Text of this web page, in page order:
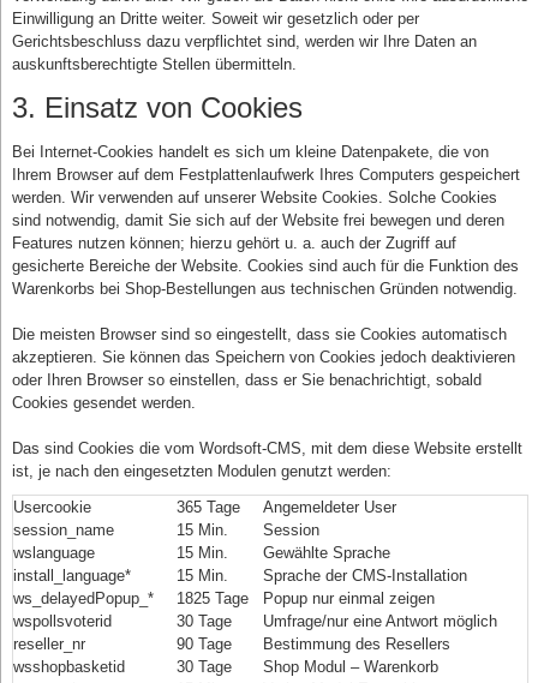
Einwilligung an Dritte weiter. Soweit wir gesetzlich oder per
Gerichtsbeschluss dazu verpflichtet sind, werden wir Ihre Daten an
auskunftsberechtigte Stellen übermitteln.
3. Einsatz von Cookies
Bei Internet-Cookies handelt es sich um kleine Datenpakete, die von
Ihrem Browser auf dem Festplattenlaufwerk Ihres Computers gespeichert
werden. Wir verwenden auf unserer Website Cookies. Solche Cookies
sind notwendig, damit Sie sich auf der Website frei bewegen und deren
Features nutzen können; hierzu gehört u. a. auch der Zugriff auf
gesicherte Bereiche der Website. Cookies sind auch für die Funktion des
Warenkorbs bei Shop-Bestellungen aus technischen Gründen notwendig.
Die meisten Browser sind so eingestellt, dass sie Cookies automatisch
akzeptieren. Sie können das Speichern von Cookies jedoch deaktivieren
oder Ihren Browser so einstellen, dass er Sie benachrichtigt, sobald
Cookies gesendet werden.
Das sind Cookies die vom Wordsoft-CMS, mit dem diese Website erstellt
ist, je nach den eingesetzten Modulen genutzt werden:
Usercookie
365 Tage
Angemeldeter User
session_name
15 Min.
Session
wslanguage
15 Min.
Gewählte Sprache
install_language*
15 Min.
Sprache der CMS-Installation
ws_delayedPopup_*
1825 Tage
Popup nur einmal zeigen
wspollsvoterid
30 Tage
Umfrage/nur eine Antwort möglich
reseller_nr
90 Tage
Bestimmung des Resellers
wsshopbasketid
30 Tage
Shop Modul – Warenkorb